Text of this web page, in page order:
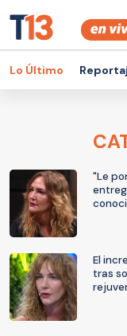
Lo Último
"Le
El
tras